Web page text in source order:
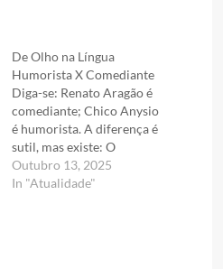
De Olho na Língua
Humorista X Comediante
Diga-se: Renato Aragão é
comediante; Chico Anysio
é humorista. A diferença é
sutil, mas existe: O
humorista usa mais a
linguagem oral; o
Outubro 13, 2025
In "Atualidade"